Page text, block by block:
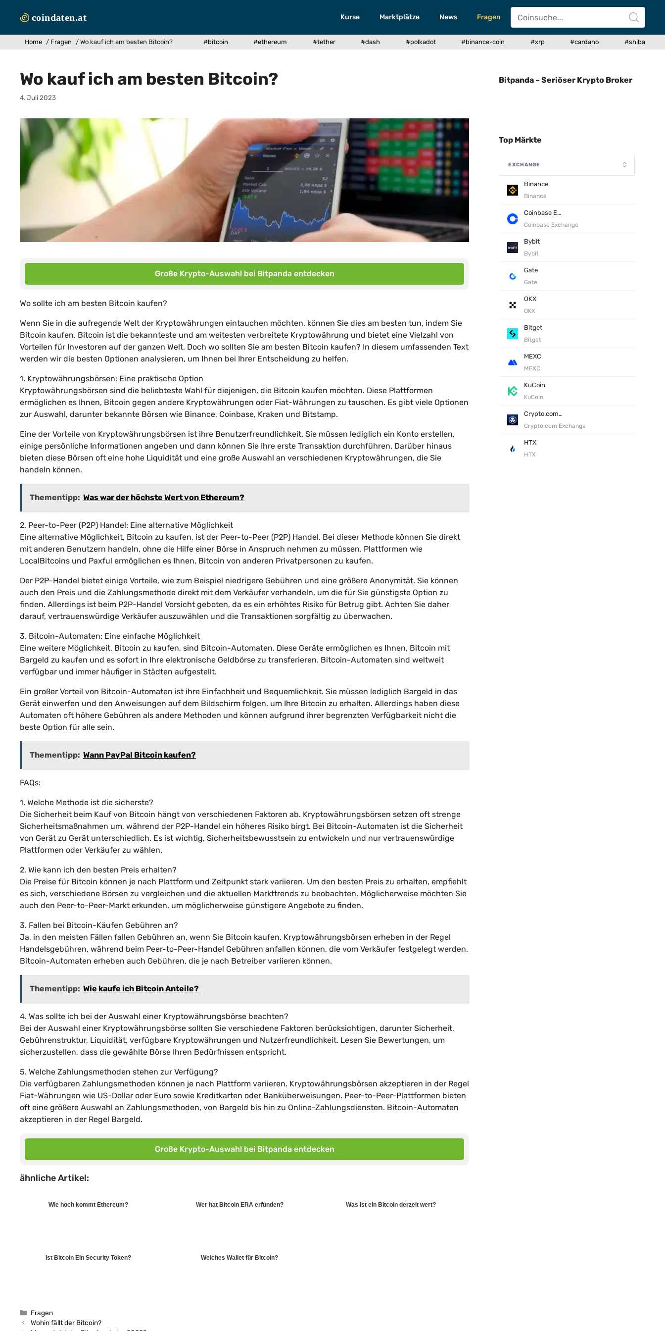
Inhalt
Kurse Marktplätze News Fragen
Home / Fragen / Wo kauf ich am besten Bitcoin? #bitcoin #ethereum #tether #dash #polkadot #binance-coin #xrp #cardano #shiba
Wo kauf ich am besten Bitcoin?
4. Juli 2023
Große Krypto-Auswahl bei Bitpanda entdecken
Wo sollte ich am besten Bitcoin kaufen?
Wenn Sie in die aufregende Welt der Kryptowährungen eintauchen möchten, können Sie dies am besten tun, indem Sie
Bitcoin kaufen. Bitcoin ist die bekannteste und am weitesten verbreitete Kryptowährung und bietet eine Vielzahl von
Vorteilen für Investoren auf der ganzen Welt. Doch wo sollten Sie am besten Bitcoin kaufen? In diesem umfassenden Text
werden wir die besten Optionen analysieren, um Ihnen bei Ihrer Entscheidung zu helfen.
1. Kryptowährungsbörsen: Eine praktische Option
Kryptowährungsbörsen sind die beliebteste Wahl für diejenigen, die Bitcoin kaufen möchten. Diese Plattformen
ermöglichen es Ihnen, Bitcoin gegen andere Kryptowährungen oder Fiat-Währungen zu tauschen. Es gibt viele Optionen
zur Auswahl, darunter bekannte Börsen wie Binance, Coinbase, Kraken und Bitstamp.
Eine der Vorteile von Kryptowährungsbörsen ist ihre Benutzerfreundlichkeit. Sie müssen lediglich ein Konto erstellen,
einige persönliche Informationen angeben und dann können Sie Ihre erste Transaktion durchführen. Darüber hinaus
bieten diese Börsen oft eine hohe Liquidität und eine große Auswahl an verschiedenen Kryptowährungen, die Sie
handeln können.
Thementipp: Was war der höchste Wert von Ethereum?
2. Peer-to-Peer (P2P) Handel: Eine alternative Möglichkeit
Eine alternative Möglichkeit, Bitcoin zu kaufen, ist der Peer-to-Peer (P2P) Handel. Bei dieser Methode können Sie direkt
mit anderen Benutzern handeln, ohne die Hilfe einer Börse in Anspruch nehmen zu müssen. Plattformen wie
LocalBitcoins und Paxful ermöglichen es Ihnen, Bitcoin von anderen Privatpersonen zu kaufen.
Der P2P-Handel bietet einige Vorteile, wie zum Beispiel niedrigere Gebühren und eine größere Anonymität. Sie können
auch den Preis und die Zahlungsmethode direkt mit dem Verkäufer verhandeln, um die für Sie günstigste Option zu
finden. Allerdings ist beim P2P-Handel Vorsicht geboten, da es ein erhöhtes Risiko für Betrug gibt. Achten Sie daher
darauf, vertrauenswürdige Verkäufer auszuwählen und die Transaktionen sorgfältig zu überwachen.
3. Bitcoin-Automaten: Eine einfache Möglichkeit
Eine weitere Möglichkeit, Bitcoin zu kaufen, sind Bitcoin-Automaten. Diese Geräte ermöglichen es Ihnen, Bitcoin mit
Bargeld zu kaufen und es sofort in Ihre elektronische Geldbörse zu transferieren. Bitcoin-Automaten sind weltweit
verfügbar und immer häufiger in Städten aufgestellt.
Ein großer Vorteil von Bitcoin-Automaten ist ihre Einfachheit und Bequemlichkeit. Sie müssen lediglich Bargeld in das
Gerät einwerfen und den Anweisungen auf dem Bildschirm folgen, um Ihre Bitcoin zu erhalten. Allerdings haben diese
Automaten oft höhere Gebühren als andere Methoden und können aufgrund ihrer begrenzten Verfügbarkeit nicht die
beste Option für alle sein.
Thementipp: Wann PayPal Bitcoin kaufen?
FAQs:
1. Welche Methode ist die sicherste?
Die Sicherheit beim Kauf von Bitcoin hängt von verschiedenen Faktoren ab. Kryptowährungsbörsen setzen oft strenge
Sicherheitsmaßnahmen um, während der P2P-Handel ein höheres Risiko birgt. Bei Bitcoin-Automaten ist die Sicherheit
von Gerät zu Gerät unterschiedlich. Es ist wichtig, Sicherheitsbewusstsein zu entwickeln und nur vertrauenswürdige
Plattformen oder Verkäufer zu wählen.
2. Wie kann ich den besten Preis erhalten?
Die Preise für Bitcoin können je nach Plattform und Zeitpunkt stark variieren. Um den besten Preis zu erhalten, empfiehlt
es sich, verschiedene Börsen zu vergleichen und die aktuellen Markttrends zu beobachten. Möglicherweise möchten Sie
auch den Peer-to-Peer-Markt erkunden, um möglicherweise günstigere Angebote zu finden.
3. Fallen bei Bitcoin-Käufen Gebühren an?
Ja, in den meisten Fällen fallen Gebühren an, wenn Sie Bitcoin kaufen. Kryptowährungsbörsen erheben in der Regel
Handelsgebühren, während beim Peer-to-Peer-Handel Gebühren anfallen können, die vom Verkäufer festgelegt werden.
Bitcoin-Automaten erheben auch Gebühren, die je nach Betreiber variieren können.
Thementipp: Wie kaufe ich Bitcoin Anteile?
4. Was sollte ich bei der Auswahl einer Kryptowährungsbörse beachten?
Bei der Auswahl einer Kryptowährungsbörse sollten Sie verschiedene Faktoren berücksichtigen, darunter Sicherheit,
Gebührenstruktur, Liquidität, verfügbare Kryptowährungen und Nutzerfreundlichkeit. Lesen Sie Bewertungen, um
sicherzustellen, dass die gewählte Börse Ihren Bedürfnissen entspricht.
5. Welche Zahlungsmethoden stehen zur Verfügung?
Die verfügbaren Zahlungsmethoden können je nach Plattform variieren. Kryptowährungsbörsen akzeptieren in der Regel
Fiat-Währungen wie US-Dollar oder Euro sowie Kreditkarten oder Banküberweisungen. Peer-to-Peer-Plattformen bieten
oft eine größere Auswahl an Zahlungsmethoden, von Bargeld bis hin zu Online-Zahlungsdiensten. Bitcoin-Automaten
akzeptieren in der Regel Bargeld.
Große Krypto-Auswahl bei Bitpanda entdecken
ähnliche Artikel:
Wie hoch kommt Ethereum? Wer hat Bitcoin ERA erfunden? Was ist ein Bitcoin derzeit wert?
Ist Bitcoin Ein Security Token? Welches Wallet für Bitcoin?
Kategorien
Fragen
Wohin fällt der Bitcoin?
Bitpanda – Seriöser Krypto Broker
Top Märkte
EXCHANGE
Binance
Binance
Coinbase Exchange
Coinbase Exchange
Bybit
Bybit
Gate
Gate
OKX
OKX
Bitget
Bitget
MEXC
MEXC
KuCoin
KuCoin
Crypto.com Exchange
Crypto.com Exchange
HTX
HTX